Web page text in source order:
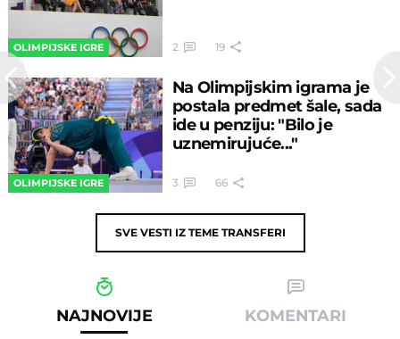
OLIMPIJSKE IGRE 2 19
OLIMPIJSKE IGRE
Na Olimpijskim igrama je
postala predmet šale, sada
ide u penziju: "Bilo je
uznemirujuće..."
3 66
SVE VESTI IZ TEME TRANSFERI
NAJNOVIJE KOMENTARI